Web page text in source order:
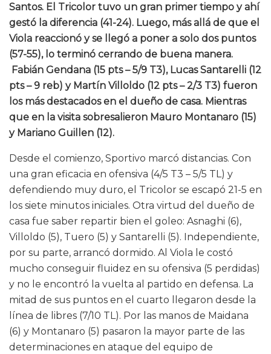
Santos. El Tricolor tuvo un gran primer tiempo y ahí
gestó la diferencia (41-24). Luego, más allá de que el
Viola reaccionó y se llegó a poner a solo dos puntos
(57-55), lo terminó cerrando de buena manera.
Fabián Gendana (15 pts – 5/9 T3), Lucas Santarelli (12
pts – 9 reb) y Martín Villoldo (12 pts – 2/3 T3) fueron
los más destacados en el dueño de casa. Mientras
que en la visita sobresalieron Mauro Montanaro (15)
y Mariano Guillen (12).
Desde el comienzo, Sportivo marcó distancias. Con
una gran eficacia en ofensiva (4/5 T3 – 5/5 TL) y
defendiendo muy duro, el Tricolor se escapó 21-5 en
los siete minutos iniciales. Otra virtud del dueño de
casa fue saber repartir bien el goleo: Asnaghi (6),
Villoldo (5), Tuero (5) y Santarelli (5). Independiente,
por su parte, arrancó dormido. Al Viola le costó
mucho conseguir fluidez en su ofensiva (5 perdidas)
y no le encontró la vuelta al partido en defensa. La
mitad de sus puntos en el cuarto llegaron desde la
línea de libres (7/10 TL). Por las manos de Maidana
(6) y Montanaro (5) pasaron la mayor parte de las
determinaciones en ataque del equipo de